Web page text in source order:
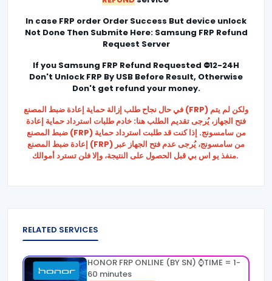
In case FRP order Order Success But device unlock
Not Done Then Submite Here: Samsung FRP Refund
Request Server
If you Samsung FRP Refund Requested ⛔12-24H
Don't Unlock FRP By USB Before Result, Otherwise
Don't get refund your money.
في حال نجاح طلب إزالة حماية إعادة ضبط المصنع (FRP) ولكن لم يتم
فتح الجهاز، يُرجى تقديم الطلب هنا: خادم طلبات استرداد حماية إعادة
ضبط المصنع (FRP) من سامسونج. إذا كنت قد طلبت استرداد حماية
إعادة ضبط المصنع (FRP) من سامسونج، يُرجى عدم فتح الجهاز عبر
منفذ يو اس بي قبل الحصول على النتيجة، وإلا فلن تسترد أموالك.
RELATED SERVICES
HONOR FRP ONLINE (BY SN) ⌚TIME = 1-
60 minutes